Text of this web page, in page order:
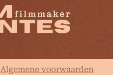
Algemene voorwaarden